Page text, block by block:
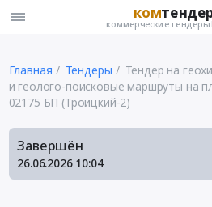
ком
коммерческие тендеры
Главная Тендеры
Тендер на
и геолого-поисковые маршруты на
02175 БП (Троицкий-2)
Завершён
26.06.2026 10:04